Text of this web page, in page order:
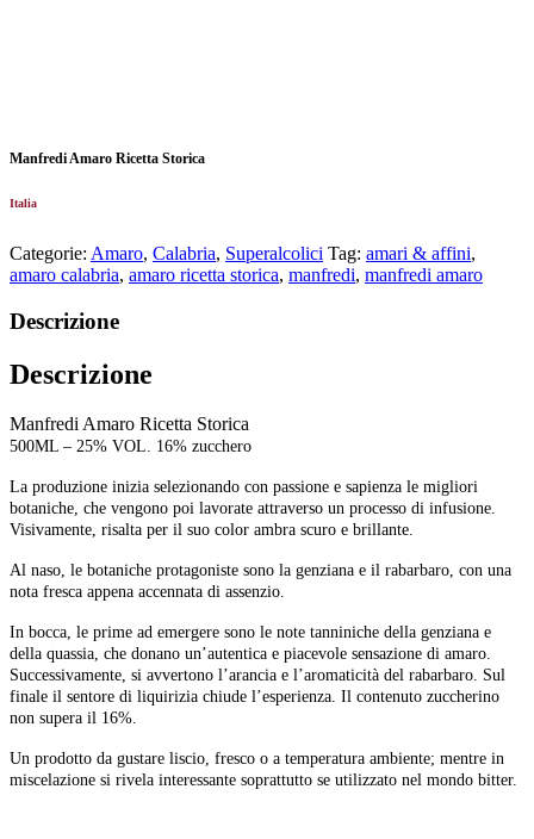
Manfredi Amaro Ricetta Storica
Italia
Categorie: Amaro, Calabria, Superalcolici Tag: amari & affini,
amaro calabria, amaro ricetta storica, manfredi, manfredi amaro
Descrizione
Descrizione
Manfredi Amaro Ricetta Storica
500ML – 25% VOL. 16% zucchero
La produzione inizia selezionando con passione e sapienza le migliori
botaniche, che vengono poi lavorate attraverso un processo di infusione.
Visivamente, risalta per il suo color ambra scuro e brillante.
Al naso, le botaniche protagoniste sono la genziana e il rabarbaro, con una
nota fresca appena accennata di assenzio.
In bocca, le prime ad emergere sono le note tanniniche della genziana e
della quassia, che donano un’autentica e piacevole sensazione di amaro.
Successivamente, si avvertono l’arancia e l’aromaticità del rabarbaro. Sul
finale il sentore di liquirizia chiude l’esperienza. Il contenuto zuccherino
non supera il 16%.
Un prodotto da gustare liscio, fresco o a temperatura ambiente; mentre in
miscelazione si rivela interessante soprattutto se utilizzato nel mondo bitter.